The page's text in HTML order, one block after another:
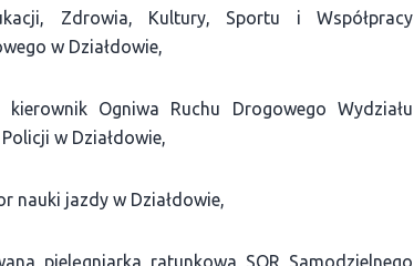
Zdrowia, Kultury, Sportu i Współpracy
w Działdowie,
Ogniwa Ruchu Drogowego Wydziału
w Działdowie,
nauki jazdy w Działdowie,
pielęgniarka ratunkowa SOR Samodzielnego